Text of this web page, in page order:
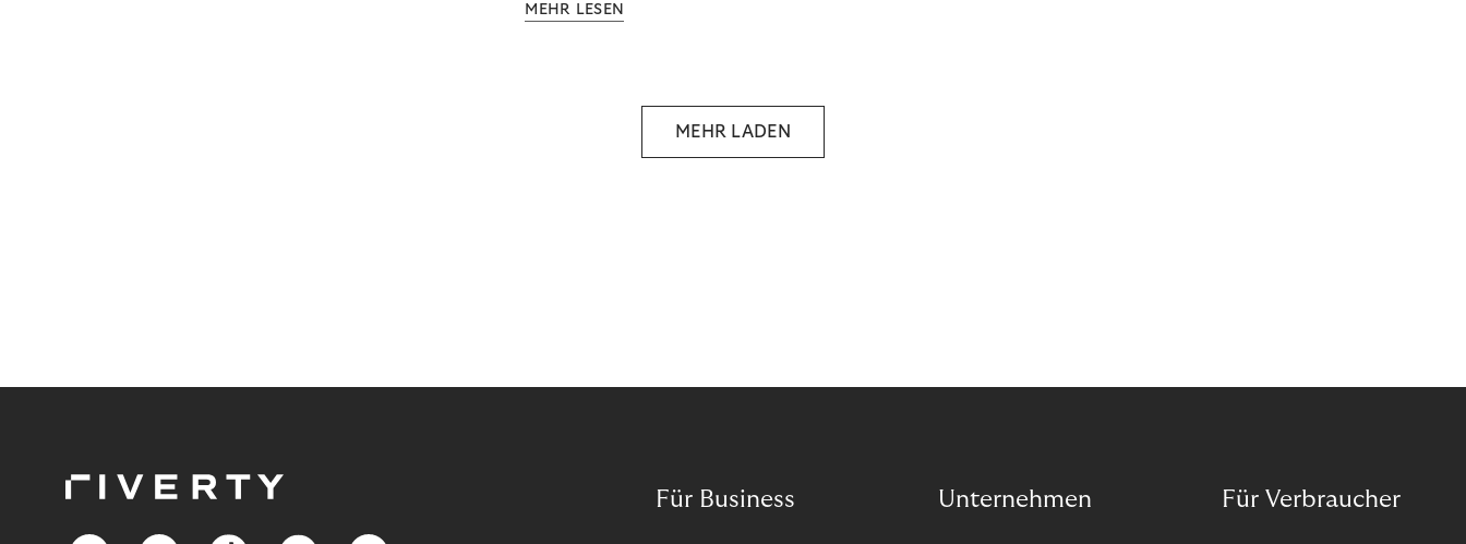
Finanzbildung ermöglicht. So bleiben Menschen
MEHR LESEN
MEHR LADEN
Für Business Unternehmen Für Verbraucher